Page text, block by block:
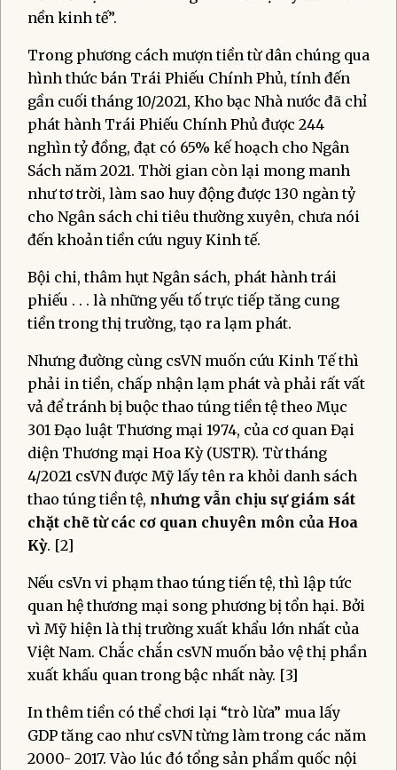
nền kinh tế”.
Trong phương cách mượn tiền từ dân chúng qua
hình thức bán Trái Phiếu Chính Phủ, tính đến
gần cuối tháng 10/2021, Kho bạc Nhà nước đã chỉ
phát hành Trái Phiếu Chính Phủ được 244
nghìn tỷ đồng, đạt có 65% kế hoạch cho Ngân
Sách năm 2021. Thời gian còn lại mong manh
như tơ trời, làm sao huy động được 130 ngàn tỷ
cho Ngân sách chi tiêu thường xuyên, chưa nói
đến khoản tiền cứu nguy Kinh tế.
Bội chi, thâm hụt Ngân sách, phát hành trái
phiếu . . . là những yếu tố trực tiếp tăng cung
tiền trong thị trường, tạo ra lạm phát.
Nhưng đường cùng csVN muốn cứu Kinh Tế thì
phải in tiền, chấp nhận lạm phát và phải rất vất
vả để tránh bị buộc thao túng tiền tệ theo Mục
301 Đạo luật Thương mại 1974, của cơ quan Đại
diện Thương mại Hoa Kỳ (USTR). Từ tháng
4/2021 csVN được Mỹ lấy tên ra khỏi danh sách
thao túng tiền tệ, nhưng vẫn chịu sự giám sát
chặt chẽ từ các cơ quan chuyên môn của Hoa
Kỳ. [2]
Nếu csVn vi phạm thao túng tiến tệ, thì lập tức
quan hệ thương mại song phương bị tổn hại. Bởi
vì Mỹ hiện là thị trường xuất khẩu lớn nhất của
Việt Nam. Chắc chắn csVN muốn bảo vệ thị phần
xuất khấu quan trong bậc nhất này. [3]
In thêm tiền có thể chơi lại “trò lừa” mua lấy
GDP tăng cao như csVN từng làm trong các năm
2000- 2017. Vào lúc đó tổng sản phẩm quốc nội